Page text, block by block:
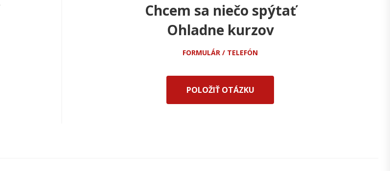
Chcem sa niečo spýtať
Ohladne kurzov
FORMULÁR / TELEFÓN
POLOŽIŤ OTÁZKU